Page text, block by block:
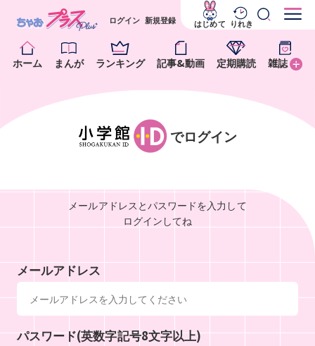
ホーム まんが ランキング 記事&動画 定期購読 雑誌
ログイン 新規登録 はじめて りれき
でログイン
メールアドレスとパスワードを入力して
ログインしてね
メールアドレス
パスワード(英数字記号8文字以上)